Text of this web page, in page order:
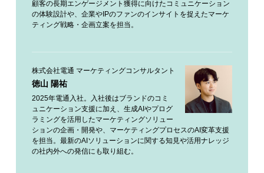
顧客の長期エンゲージメント獲得に向けたコミュニケーション
の体験設計や、企業やIPのファンのインサイトを捉えたマーケ
ティング戦略・企画立案を担当。
株式会社電通 マーケティングコンサルタント
徳山 陽祐
2025年電通入社。入社後はブランドのコミ
ュニケーション支援に加え、生成AIやプログ
ラミングを活用したマーケティングソリュー
ションの企画・開発や、マーケティングプロセスのAI変革支援
を担当。最新のAIソリューションに関する知見や活用ナレッジ
の社内外への発信にも取り組む。